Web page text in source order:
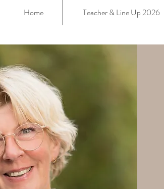
Home Teacher & Line Up 2026